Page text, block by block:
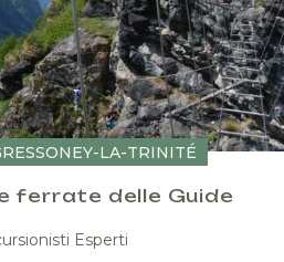
LA-TRINITÉ
ferrate delle Guide
Esperti